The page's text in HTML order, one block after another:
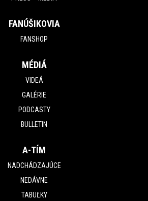
FANÚŠIKOVIA
FANSHOP
MÉDIÁ
VIDEÁ
GALÉRIE
PODCASTY
BULLETIN
A-TÍM
NADCHÁDZAJÚCE
NEDÁVNE
TABUĽKY